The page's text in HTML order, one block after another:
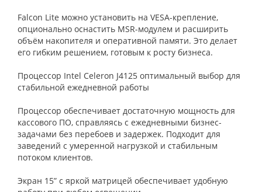
Falcon Lite можно установить на VESA-крепление,
опционально оснастить MSR-модулем и расширить
объём накопителя и оперативной памяти. Это делает
его гибким решением, готовым к росту бизнеса.
Процессор Intel Celeron J4125 оптимальный выбор для
стабильной ежедневной работы
Процессор обеспечивает достаточную мощность для
кассового ПО, справляясь с ежедневными бизнес-
задачами без перебоев и задержек. Подходит для
заведений с умеренной нагрузкой и стабильным
потоком клиентов.
Экран 15” с яркой матрицей обеспечивает удобную